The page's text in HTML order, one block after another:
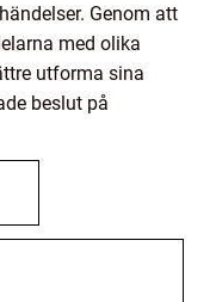
Genom att
med olika
utforma sina
beslut på